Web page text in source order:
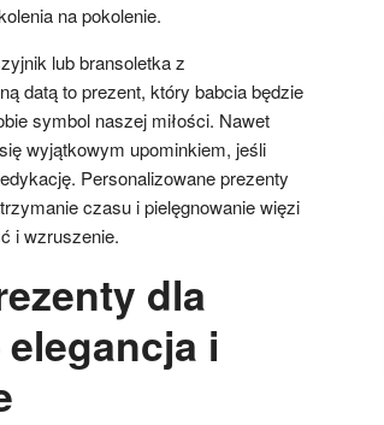
na pokolenie.
lub bransoletka z
datą to prezent, który babcia będzie
symbol naszej miłości. Nawet
wyjątkowym upominkiem, jeśli
Personalizowane prezenty
czasu i pielęgnowanie więzi
i wzruszenie.
dla
i